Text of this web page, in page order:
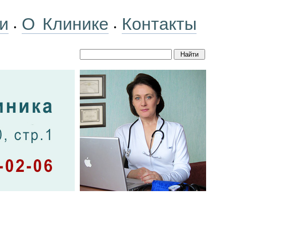
• О Клинике • Контакты